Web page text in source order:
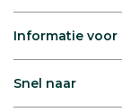
Informatie voor
Snel naar